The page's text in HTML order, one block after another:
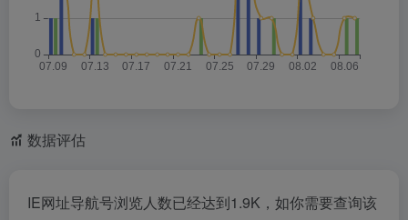
数据评估
IE网址导航号浏览人数已经达到1.9K，如你需要查询该